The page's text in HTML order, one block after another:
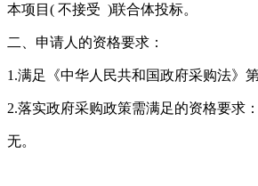
本项目( 不接受 )联合体投标。
二、申请人的资格要求：
1.满足《中华人民共和国政府采购法》
2.落实政府采购政策需满足的资格要求：
无。